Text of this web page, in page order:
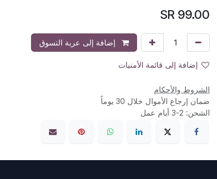
99.00
إضافة إلى عربة التسوق
إضافة إلى قائمة الأمنيات
الشروط والأحكام
ضمان إرجاع الأموال خلال 30 يوماً
الشحن: 2-3 أيام عمل